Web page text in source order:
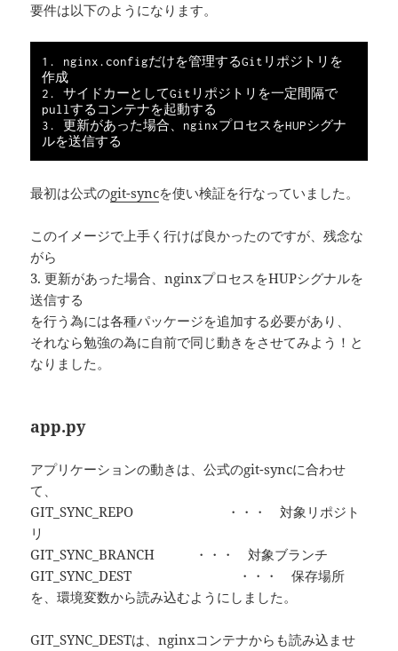
要件は以下のようになります。
1. nginx.configだけを管理するGitリポジトリを
作成
2. サイドカーとしてGitリポジトリを一定間隔で
pullするコンテナを起動する
3. 更新があった場合、nginxプロセスをHUPシグナ
最初は公式のgit-syncを使い検証を行なっていました。
このイメージで上手く行けば良かったのですが、残念な
がら
3. 更新があった場合、nginxプロセスをHUPシグナルを
送信する
を行う為には各種パッケージを追加する必要があり、
それなら勉強の為に自前で同じ動きをさせてみよう！と
なりました。
app.py
アプリケーションの動きは、公式のgit-syncに合わせ
て、
GIT_SYNC_REPO ・・・ 対象リポジト
リ
GIT_SYNC_BRANCH ・・・ 対象ブランチ
GIT_SYNC_DEST ・・・ 保存場所
を、環境変数から読み込むようにしました。
GIT_SYNC_DESTは、nginxコンテナからも読み込ませ